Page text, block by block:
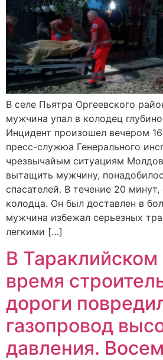
В селе Пьятра Оргеевского
мужчина упал в колодец
Инцидент произошел вечером
пресс-служюа Генерального
чрезвычайым ситуациям
вытащить мужчину,
спасателей. В течение 20 минут,
колодца. Он был доставлен в
мужчина избежал серьезных
легкими […]
В Тараклийском
время
дороги
газопровод
давления.